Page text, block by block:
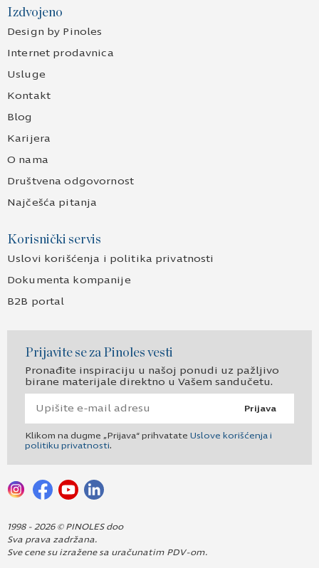
Izdvojeno
Design by Pinoles
Internet prodavnica
Usluge
Kontakt
Blog
Karijera
O nama
Društvena odgovornost
Najčešća pitanja
Korisnički servis
Uslovi korišćenja i politika privatnosti
Dokumenta kompanije
B2B portal
Prijavite se za Pinoles vesti
Pronađite inspiraciju u našoj ponudi uz pažljivo
birane materijale direktno u Vašem sandučetu.
Prijava
Klikom na dugme „Prijava“ prihvatate Uslove korišćenja i
politiku privatnosti.
1998 - 2026 © PINOLES doo
Sva prava zadržana.
Sve cene su izražene sa uračunatim PDV-om.